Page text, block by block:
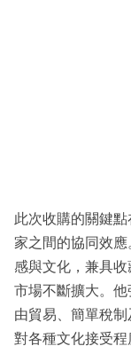
此次收購的關鍵
家之間的協同效
感與文化，兼具
市場不斷擴大。
由貿易、簡單稅
對各種文化接受程